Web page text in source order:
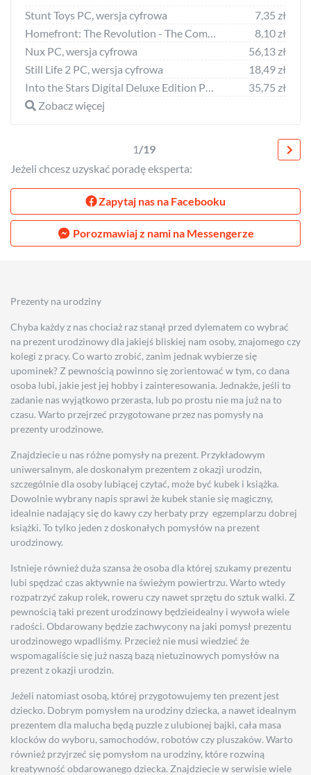
Stunt Toys PC, wersja cyfrowa
7,35 zł
8,10 zł
Nux PC, wersja cyfrowa
56,13 zł
Still Life 2 PC, wersja cyfrowa
18,49 zł
35,75 zł
Zobacz więcej
1/19
Jeżeli chcesz uzyskać poradę eksperta:
Zapytaj nas na Facebooku
Porozmawiaj z nami na Messengerze
Prezenty na urodziny
Chyba każdy z nas chociaż raz stanął przed dylematem co wybrać
na prezent urodzinowy dla jakiejś bliskiej nam osoby, znajomego czy
kolegi z pracy. Co warto zrobić, zanim jednak wybierze się
upominek? Z pewnością powinno się zorientować w tym, co dana
osoba lubi, jakie jest jej hobby i zainteresowania. Jednakże, jeśli to
zadanie nas wyjątkowo przerasta, lub po prostu nie ma już na to
czasu. Warto przejrzeć przygotowane przez nas pomysły na
prezenty urodzinowe.
Znajdziecie u nas różne pomysły na prezent. Przykładowym
uniwersalnym, ale doskonałym prezentem z okazji urodzin,
szczególnie dla osoby lubiącej czytać, może być kubek i książka.
Dowolnie wybrany napis sprawi że kubek stanie się magiczny,
idealnie nadający się do kawy czy herbaty przy egzemplarzu dobrej
książki. To tylko jeden z doskonałych pomysłów na prezent
urodzinowy.
Istnieje również duża szansa że osoba dla której szukamy prezentu
lubi spędzać czas aktywnie na świeżym powiertrzu. Warto wtedy
rozpatrzyć zakup rolek, roweru czy nawet sprzętu do sztuk walki. Z
pewnością taki prezent urodzinowy będzieidealny i wywoła wiele
radości. Obdarowany będzie zachwycony na jaki pomysł prezentu
urodzinowego wpadliśmy. Przecież nie musi wiedzieć że
wspomagaliście się już naszą bazą nietuzinowych pomysłów na
prezent z okazji urodzin.
Jeżeli natomiast osobą, której przygotowujemy ten prezent jest
dziecko. Dobrym pomysłem na urodziny dziecka, a nawet idealnym
prezentem dla malucha będą puzzle z ulubionej bajki, cała masa
klocków do wyboru, samochodów, robotów czy pluszaków. Warto
również przyjrzeć się pomysłom na urodziny, które rozwiną
kreatywność obdarowanego dziecka. Znajdziecie w serwisie wiele